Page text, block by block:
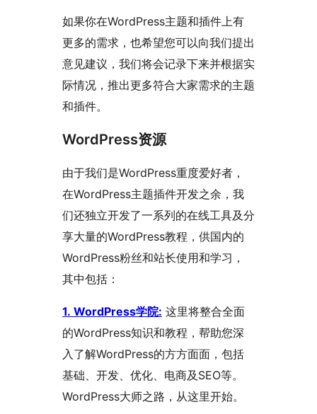
如果你在WordPress主题和插件上有
更多的需求，也希望您可以向我们提出
意见建议，我们将会记录下来并根据实
际情况，推出更多符合大家需求的主题
和插件。
WordPress资源
由于我们是WordPress重度爱好者，
在WordPress主题插件开发之余，我
们还独立开发了一系列的在线工具及分
享大量的WordPress教程，供国内的
WordPress粉丝和站长使用和学习，
其中包括：
1. WordPress学院: 这里将整合全面
的WordPress知识和教程，帮助您深
入了解WordPress的方方面面，包括
基础、开发、优化、电商及SEO等。
WordPress大师之路，从这里开始。